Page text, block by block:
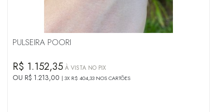
PULSEIRA POORI
R$ 1.152,35 À VISTA NO PIX
OU R$ 1.213,00 3X R$ 404,33 NOS CARTÕES